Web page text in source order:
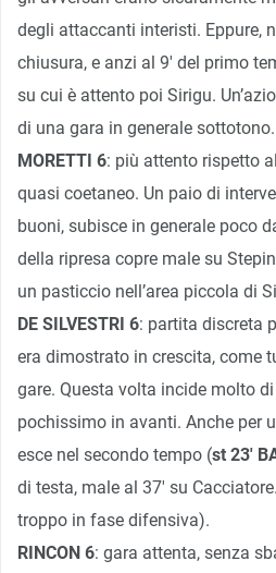
degli attaccanti interisti. Eppure,
chiusura, e anzi al 9′ del primo
su cui è attento poi Sirigu.
di una gara in generale sottotono.
MORETTI 6: più attento rispetto
quasi coetaneo. Un paio di
buoni, subisce in generale poco
della ripresa copre male su
un pasticcio nell’area piccola di
DE SILVESTRI 6: partita discreta
era dimostrato in crescita, come
gare. Questa volta incide molto
pochissimo in avanti. Anche per
esce nel secondo tempo (st 23′
di testa, male al 37′ su
troppo in fase difensiva).
RINCON 6: gara attenta, senza